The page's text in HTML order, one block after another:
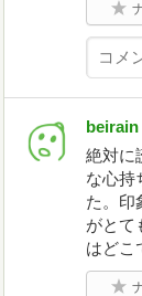
beirain
絶対に
な心持
た。印
がとて
はどこ